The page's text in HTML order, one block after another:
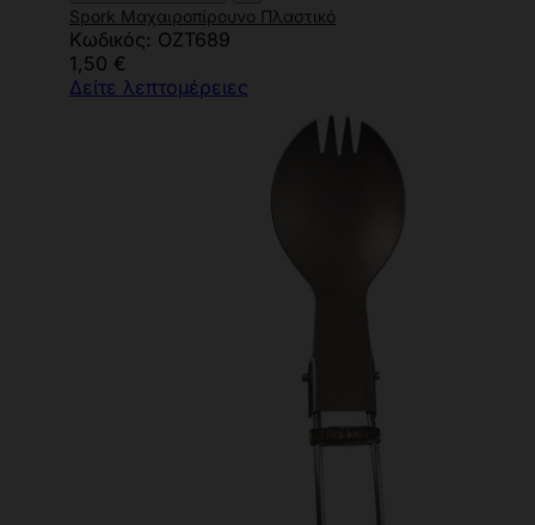
Spork Μαχαιροπίρουνο Πλαστικό
Κωδικός: OZT689
1,50 €
Δείτε λεπτομέρειες